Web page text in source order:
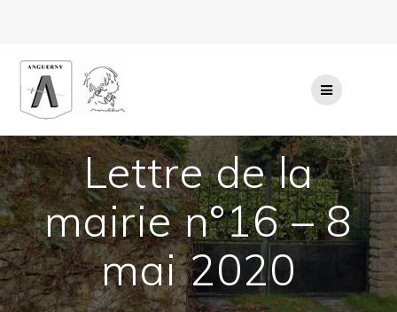
Lettre de la
mairie n°16 – 8
mai 2020